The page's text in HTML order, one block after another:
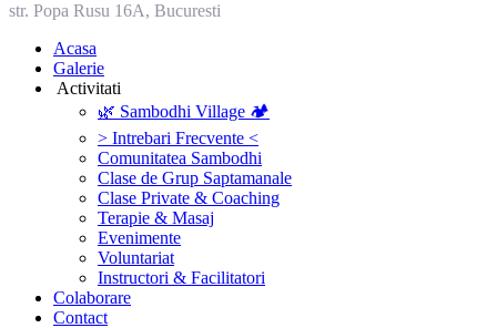
str. Popa Rusu 16A, Bucuresti
‎Acasa
Galerie
‎ ‎Activitati‎
🌿 Sambodhi Village 🏕️
> Intrebari Frecvente <
Comunitatea Sambodhi
Clase de Grup Saptamanale
Clase Private & Coaching
Terapie & Masaj
‎Evenimente
Voluntariat
‏‏‎Instructori & Facilitatori
Colaborare
Contact